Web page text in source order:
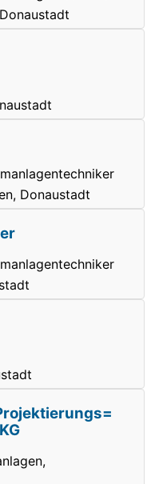
Donaustadt